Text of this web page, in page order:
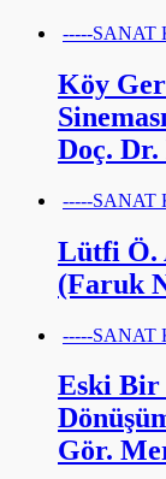
-----SANAT
Köy
Doç.
-----SANAT
Lütfi Ö.
(Faruk
-----SANAT
Eski Bir
Gör.